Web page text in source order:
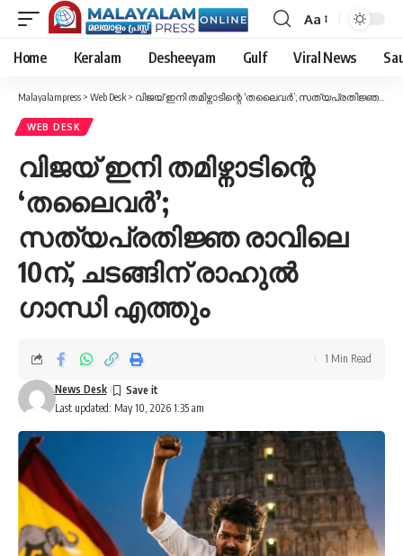
Font
Resizer
Aa
Home Keralam Desheeyam Gulf Viral News
Malayalampress > Web Desk > വിജയ് ഇനി തമിഴ്നാടിന്റെ ‘തലൈവർ’; സത്യപ്രതിജ്ഞ രാവിലെ 10ന്, ചടങ്ങിന് രാഹുൽ ഗാന്ധി എത്തും
WEB DESK
വിജയ് ഇനി തമിഴ്നാടിന്റെ
‘തലൈവർ’;
സത്യപ്രതിജ്ഞ രാവിലെ
10ന്, ചടങ്ങിന് രാഹുൽ
ഗാന്ധി എത്തും
Last updated: May 10, 2026 1:35 am
News Desk
1 Min Read